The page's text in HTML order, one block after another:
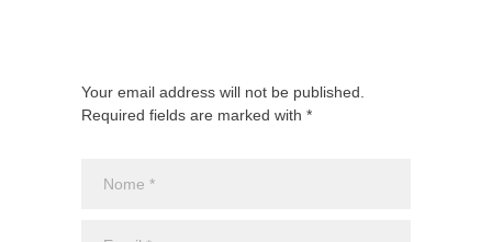
Your email address will not be published.
Required fields are marked with *